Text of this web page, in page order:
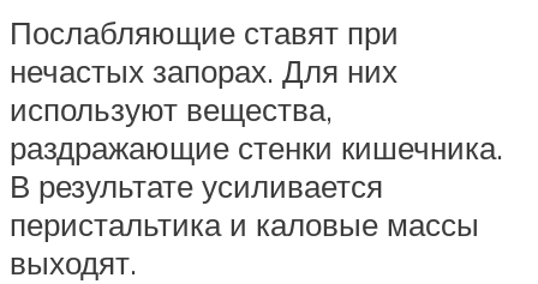
Послабляющие ставят при
нечастых запорах. Для них
используют вещества,
раздражающие стенки кишечника.
В результате усиливается
перистальтика и каловые массы
выходят.